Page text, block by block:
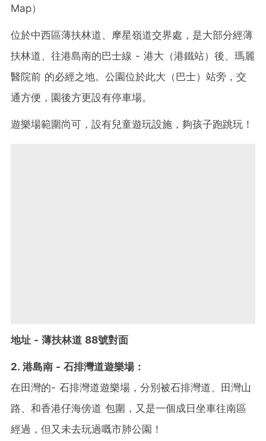
Map）
位於中西區薄扶林道、摩星嶺道交界處，是大部分經薄
扶林道、往港島南的巴士線 - 港大（港鐵站）後、瑪麗
醫院前 的必經之地。公園位於此大（巴士）站旁，交
通方便，園後方更設有停車場。
遊樂場範圍尚可，設有兒童遊玩設施，夠孩子跑跳玩！
地址 - 薄扶林道 88號對面
2. 港島南 - 石排灣道遊樂場：
在田灣的- 石排灣道遊樂場，分別被石排灣道、田灣山
路、和香港仔海傍道 包圍，又是一個成日坐車往南區
經過，但又未去玩過嘅市肺公園！